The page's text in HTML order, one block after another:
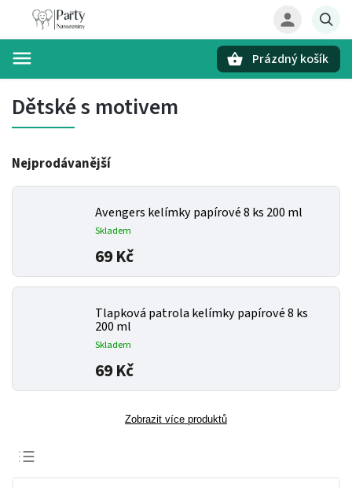
Prázdný košík
Dětské s motivem
Nejprodávanější
Avengers kelímky papírové 8 ks 200 ml
Skladem
69 Kč
Tlapková patrola kelímky papírové 8 ks
200 ml
Skladem
69 Kč
Zobrazit více produktů